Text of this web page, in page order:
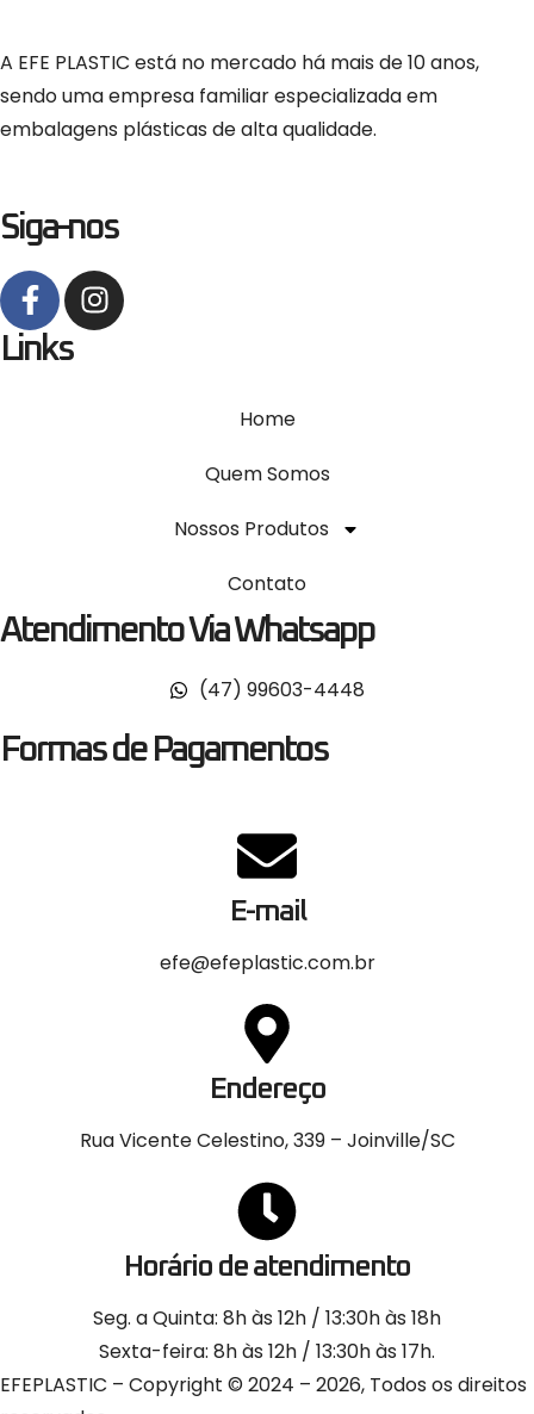
A EFE PLASTIC está no mercado há mais de 10 anos,
sendo uma empresa familiar especializada em
embalagens plásticas de alta qualidade.
Siga-nos
Links
Home
Quem Somos
Nossos Produtos
Contato
Atendimento Via Whatsapp
(47) 99603-4448
Formas de Pagamentos
E-mail
efe@efeplastic.com.br
Endereço
Rua Vicente Celestino, 339 – Joinville/SC
Horário de atendimento
Seg. a Quinta: 8h às 12h / 13:30h às 18h
Sexta-feira: 8h às 12h / 13:30h às 17h.
EFEPLASTIC – Copyright © 2024 – 2026, Todos os direitos